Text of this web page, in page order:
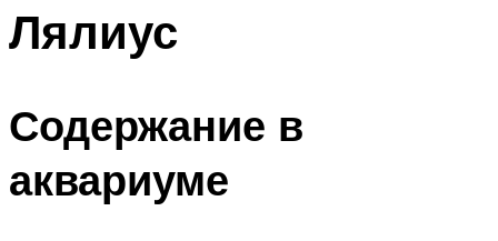
Лялиус
Содержание в
аквариуме